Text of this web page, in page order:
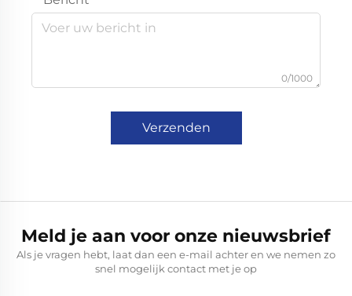
0/1000
Verzenden
Meld je aan voor onze nieuwsbrief
Als je vragen hebt, laat dan een e-mail achter en we nemen zo
snel mogelijk contact met je op